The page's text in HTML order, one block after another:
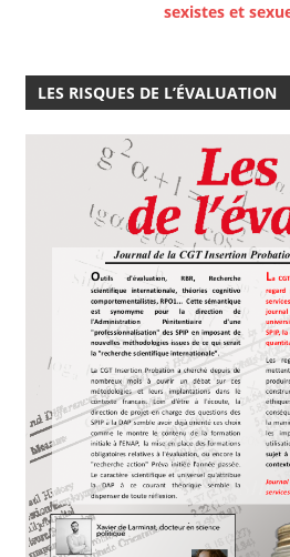
sexistes et
LES RISQUES DE L’ÉVALUATION